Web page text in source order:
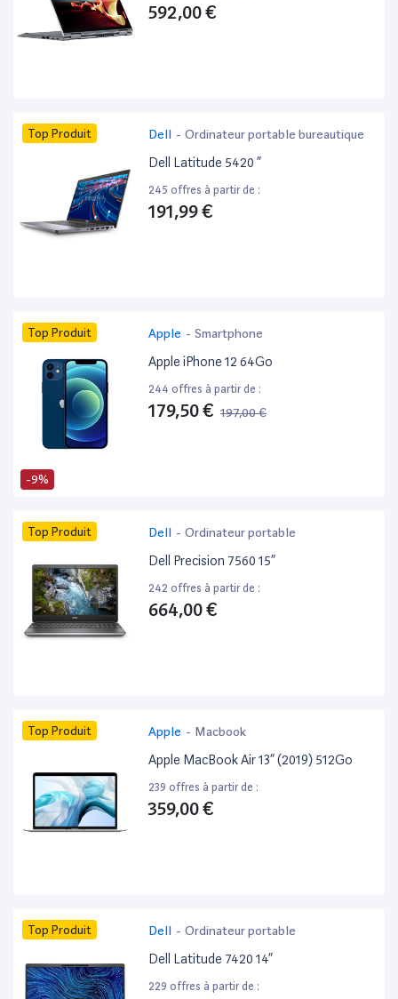
592,00 €
Top Produit Dell - Ordinateur portable bureautique
Dell Latitude 5420 ”
245 offres à partir de :
191,99 €
-9%
Top Produit Apple - Smartphone
Apple iPhone 12 64Go
244 offres à partir de :
179,50 € 197,00 €
Top Produit Dell - Ordinateur portable
Dell Precision 7560 15”
242 offres à partir de :
664,00 €
Top Produit Apple - Macbook
Apple MacBook Air 13” (2019) 512Go
239 offres à partir de :
359,00 €
Top Produit Dell - Ordinateur portable
Dell Latitude 7420 14”
229 offres à partir de :